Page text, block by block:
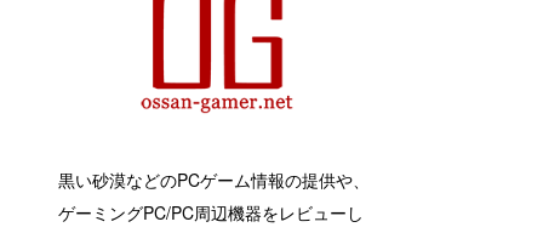
黒い砂漠などのPCゲーム情報の提供や、
ゲーミングPC/PC周辺機器をレビューし